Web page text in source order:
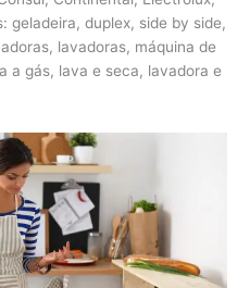
geladeira, duplex, side by side,
lavadoras, máquina de
a gás, lava e seca, lavadora e